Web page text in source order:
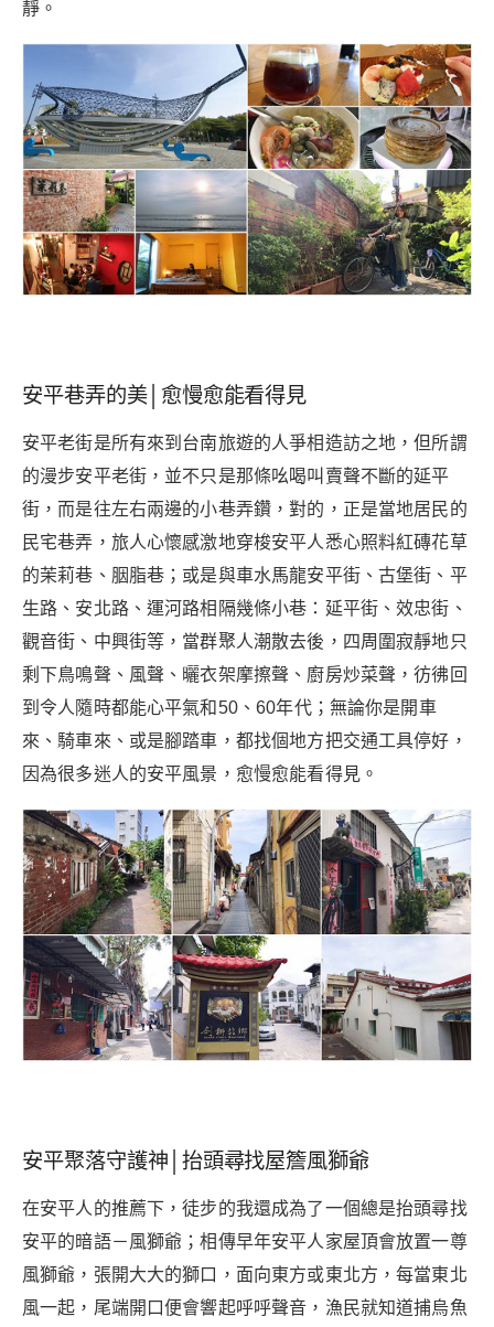
靜。
安平巷弄的美│愈慢愈能看得見
安平老街是所有來到台南旅遊的人爭相造訪之地，但所謂
的漫步安平老街，並不只是那條吆喝叫賣聲不斷的延平
街，而是往左右兩邊的小巷弄鑽，對的，正是當地居民的
民宅巷弄，旅人心懷感激地穿梭安平人悉心照料紅磚花草
的茉莉巷、胭脂巷；或是與車水馬龍安平街、古堡街、平
生路、安北路、運河路相隔幾條小巷：延平街、效忠街、
觀音街、中興街等，當群聚人潮散去後，四周圍寂靜地只
剩下鳥鳴聲、風聲、曬衣架摩擦聲、廚房炒菜聲，彷彿回
到令人隨時都能心平氣和50、60年代；無論你是開車
來、騎車來、或是腳踏車，都找個地方把交通工具停好，
因為很多迷人的安平風景，愈慢愈能看得見。
安平聚落守護神│抬頭尋找屋簷風獅爺
在安平人的推薦下，徒步的我還成為了一個總是抬頭尋找
安平的暗語－風獅爺；相傳早年安平人家屋頂會放置一尊
風獅爺，張開大大的獅口，面向東方或東北方，每當東北
風一起，尾端開口便會響起呼呼聲音，漁民就知道捕烏魚